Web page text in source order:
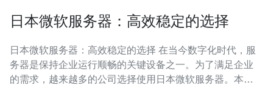
日本微软服务器：高效稳定的选择
日本微软服务器：高效稳定的选择 在当今数字化时代，服
务器是保持企业运行顺畅的关键设备之一。为了满足企业
的需求，越来越多的公司选择使用日本微软服务器。本文